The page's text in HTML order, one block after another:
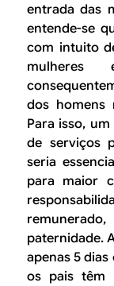
entrada das
entende-se
com intuito
mulheres
dos homens
Para isso,
de serviços
seria
para maior
paternidade.
apenas 5
os pais têm